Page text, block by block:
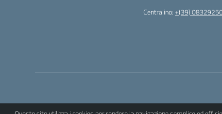
Centralino:+(39)